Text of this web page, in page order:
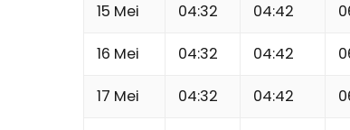
15 Mei 04:32 04:42
16 Mei 04:32 04:42
17 Mei 04:32 04:42